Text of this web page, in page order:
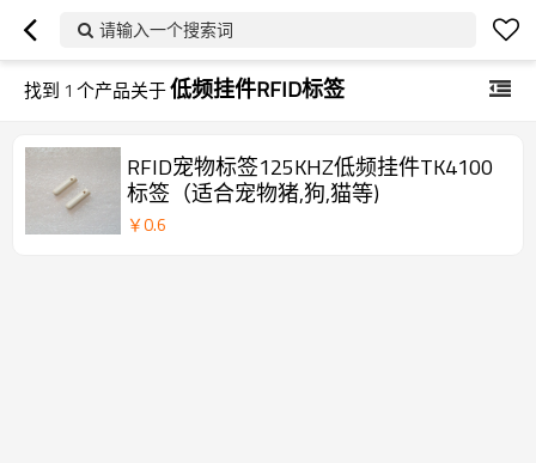
请输入一个搜索词
找到 1 个产品关于低频挂件RFID标签
RFID宠物标签125KHZ低频挂件TK4100
标签（适合宠物猪,狗,猫等)
￥0.6